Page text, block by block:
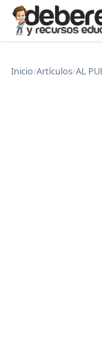
Inicio/Artículos/AL